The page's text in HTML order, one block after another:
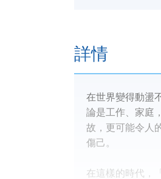
詳情
在世界變得動盪
論是工作、家庭
故，更可能令人
傷己。
在這樣的時代，